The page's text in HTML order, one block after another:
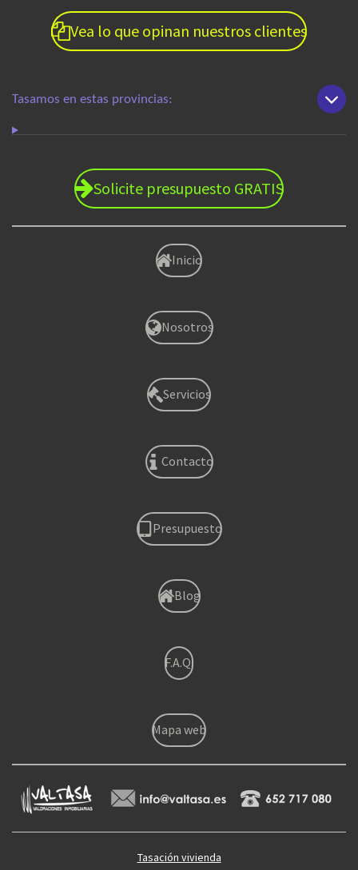
Vea lo que opinan nuestros clientes
Tasamos en estas provincias:
Solicite presupuesto GRATIS
Inicio
Nosotros
Servicios
Contacto
Presupuesto
Blog
F.A.Q.
Mapa web
Tasación vivienda